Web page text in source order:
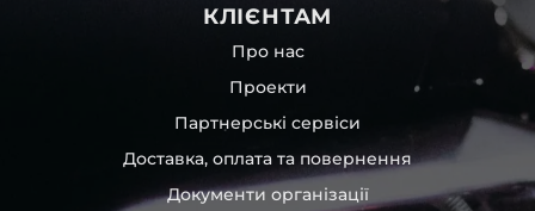
КЛІЄНТАМ
Про нас
Проекти
Партнерські сервіси
Доставка, оплата та повернення
Документи організації